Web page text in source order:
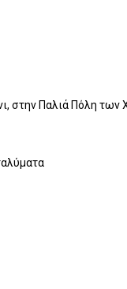
στην Παλιά Πόλη των